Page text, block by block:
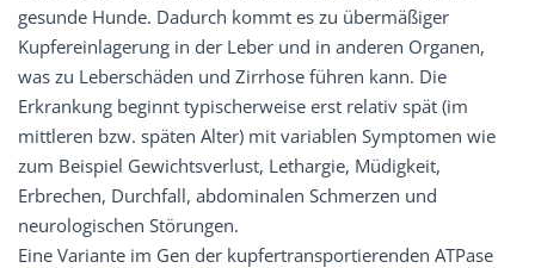
gesunde Hunde. Dadurch kommt es zu übermäßiger
Kupfereinlagerung in der Leber und in anderen Organen,
was zu Leberschäden und Zirrhose führen kann. Die
Erkrankung beginnt typischerweise erst relativ spät (im
mittleren bzw. späten Alter) mit variablen Symptomen wie
zum Beispiel Gewichtsverlust, Lethargie, Müdigkeit,
Erbrechen, Durchfall, abdominalen Schmerzen und
neurologischen Störungen.
Eine Variante im Gen der kupfertransportierenden ATPase